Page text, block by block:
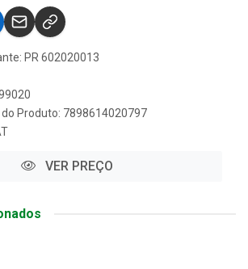
PR 602020013
Produto: 7898614020797
VER PREÇO